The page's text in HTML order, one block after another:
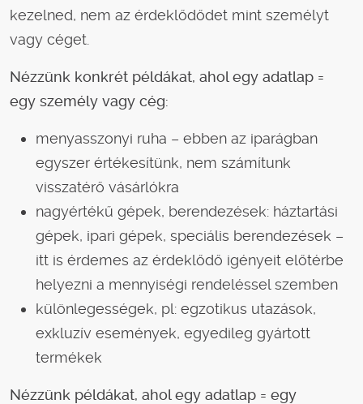
kezelned, nem az érdeklődődet mint személyt
vagy céget.
Nézzünk konkrét példákat, ahol egy adatlap =
egy személy vagy cég:
menyasszonyi ruha – ebben az iparágban
egyszer értékesítünk, nem számítunk
visszatérő vásárlókra
nagyértékű gépek, berendezések: háztartási
gépek, ipari gépek, speciális berendezések –
itt is érdemes az érdeklődő igényeit előtérbe
helyezni a mennyiségi rendeléssel szemben
különlegességek, pl: egzotikus utazások,
exkluzív események, egyedileg gyártott
termékek
Nézzünk példákat, ahol egy adatlap = egy